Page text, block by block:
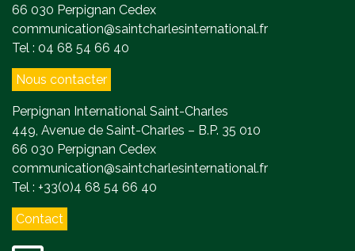
66 030 Perpignan Cedex
communication@saintcharlesinternational.fr
Tel : 04 68 54 66 40
Nous contacter
Perpignan International Saint-Charles
449, Avenue de Saint-Charles – B.P. 35 010
66 030 Perpignan Cedex
communication@saintcharlesinternational.fr
Tel : +33(0)4 68 54 66 40
Contact